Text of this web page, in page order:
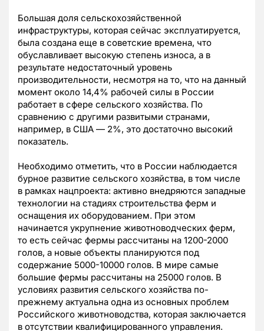
Большая доля сельскохозяйственной
инфраструктуры, которая сейчас эксплуатируется,
была создана еще в советские времена, что
обуславливает высокую степень износа, а в
результате недостаточный уровень
производительности, несмотря на то, что на данный
момент около 14,4% рабочей силы в России
работает в сфере сельского хозяйства. По
сравнению с другими развитыми странами,
например, в США — 2%, это достаточно высокий
показатель.
Необходимо отметить, что в России наблюдается
бурное развитие сельского хозяйства, в том числе
в рамках нацпроекта: активно внедряются западные
технологии на стадиях строительства ферм и
оснащения их оборудованием. При этом
начинается укрупнение животноводческих ферм,
то есть сейчас фермы рассчитаны на 1200-2000
голов, а новые объекты планируются под
содержание 5000-10000 голов. В мире самые
большие фермы рассчитаны на 25000 голов. В
условиях развития сельского хозяйства по-
прежнему актуальна одна из основных проблем
Российского животноводства, которая заключается
в отсутствии квалифицированного управления.